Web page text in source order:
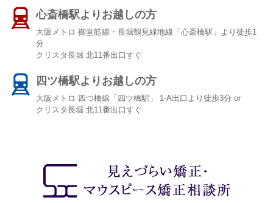
心斎橋駅よりお越しの方
大阪メトロ 御堂筋線・長堀鶴見緑地線「心斎橋駅」より徒歩1
分
クリスタ長堀 北11番出口すぐ
四ツ橋駅よりお越しの方
大阪メトロ 四つ橋線「四ツ橋駅」 1-A出口より徒歩3分 or
クリスタ長堀 北11番出口すぐ